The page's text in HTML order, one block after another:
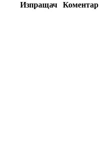
Изпращач Коментар